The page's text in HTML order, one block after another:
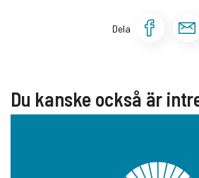
Dela
Du kanske också är